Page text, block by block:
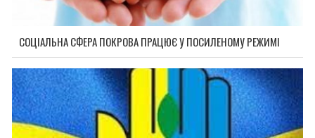
СОЦІАЛЬНА СФЕРА ПОКРОВА ПРАЦЮЄ У ПОСИЛЕНОМУ РЕЖИМІ